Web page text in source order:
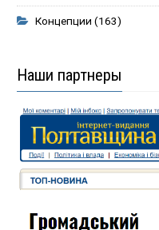
Концепции (163)
Наши партнеры